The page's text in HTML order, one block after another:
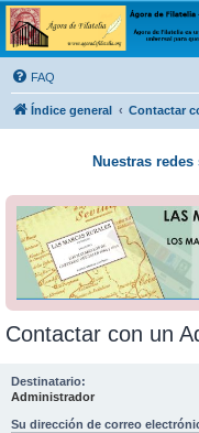
Ágora de Filatelia
Foro sobre filatelia o sobre lo que
ofrece a la comunidad filatélica
conocimientos
FAQ
Índice general Contactar
Nuestras
Contactar con un
Destinatario:
Administrador
Su dirección de correo